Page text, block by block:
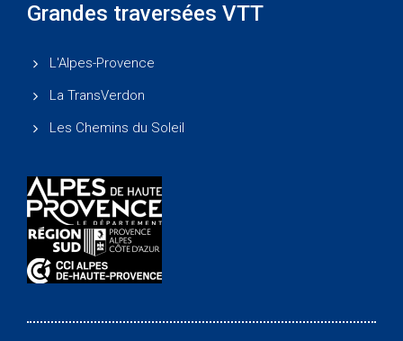
Grandes traversées VTT
L'Alpes-Provence
La TransVerdon
Les Chemins du Soleil